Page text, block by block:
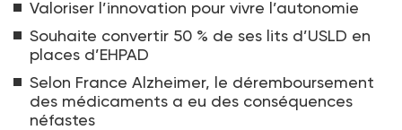
Valoriser l’innovation pour vivre l’autonomie
Souhaite convertir 50 % de ses lits d’USLD en
places d’EHPAD
Selon France Alzheimer, le déremboursement
des médicaments a eu des conséquences
néfastes